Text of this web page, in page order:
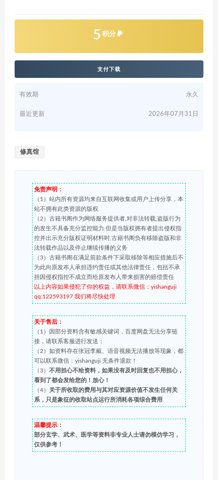
5 积分
支付下载
有效期 永久
最近更新 2026年07月31日
修真馆
免责声明：
（1）站内所有资源均来自互联网收集或用户上传分享，本
站不拥有此类资源的版权
（2）古籍书阁作为网络服务提供者,对非法转载,盗版行为
的发生不具备充分监控能力.但是当版权拥有者提出侵权指
控并出示充分版权证明材料时,古籍书阁负有移除盗版和非
法转载作品以及停止继续传播的义务
（3）古籍书阁在满足前款条件下采取移除等相应措施后不
为此向原发布人承担违约责任或其他法律责任，包括不承
担因侵权指控不成立而给原发布人带来损害的赔偿责任
以上内容如果侵犯了你的权益，请联系微信：yishanguji
qq:122593197 我们将尽快处理
关于售后：
（1）因部分资料含有敏感关键词，百度网盘无法分享链
接，请联系客服进行发送；
（2）如资料存在张冠李戴、语音视频无法播放等现象，都
可以联系微信：yishanguji 无条件退款！
（3） 不用担心不给资料，如果没有及时回复也不用担心，
看到了都会发给您的！放心！
（4） 关于所收取的费用与其对应资源价值不发生任何关
系，只是象征的收取站点运行所消耗各项综合费用
温馨提示：
部分玄学、武术、医学等资料非专业人士请勿模仿学习，
仅供参考！